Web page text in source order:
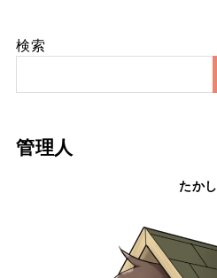
検索
管理人
たかし